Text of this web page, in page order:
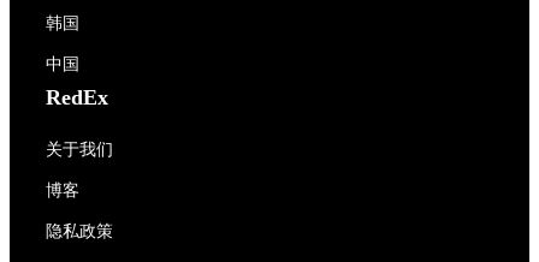
韩国
中国
RedEx
关于我们
博客
隐私政策